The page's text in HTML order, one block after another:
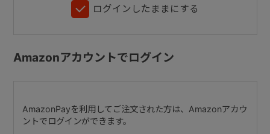
ログインしたままにする
Amazonアカウントでログイン
AmazonPayを利用してご注文された方は、Amazonアカウ
ントでログインができます。